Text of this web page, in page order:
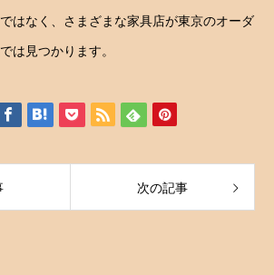
はなく、さまざまな家具店が東京のオーダ
は見つかります。
次の記事